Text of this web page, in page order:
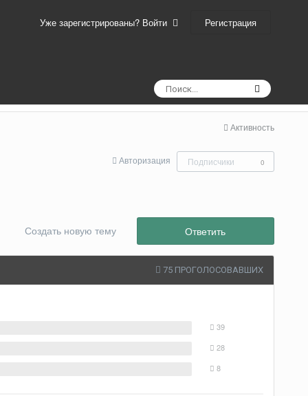
Уже зарегистрированы? Войти Регистрация
Активность
Авторизация Подписчики 0
Ответить
Создать новую тему
75 ПРОГОЛОСОВАВШИХ
39
28
8